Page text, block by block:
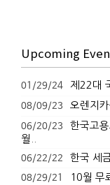
Upcoming
01/29/24 제22대
08/09/23 오렌지
06/20/23
한국고
월..
06/22/22
한국 세
08/29/21
10월 무